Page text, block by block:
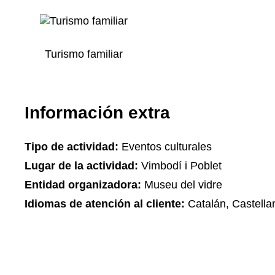
Turismo familiar
Información extra
Tipo de actividad: Eventos culturales
Lugar de la actividad: Vimbodí i Poblet
Entidad organizadora: Museu del vidre
Idiomas de atención al cliente: Catalán,